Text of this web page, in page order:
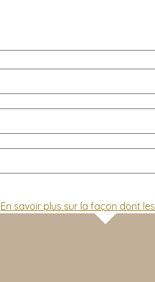
En savoir plus sur la façon dont